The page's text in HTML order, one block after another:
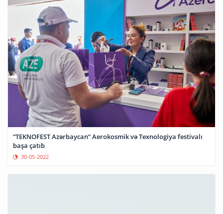
“TEKNOFEST Azərbaycan” Aerokosmik və Texnologiya festivalı
başa çatıb
30-05-2022